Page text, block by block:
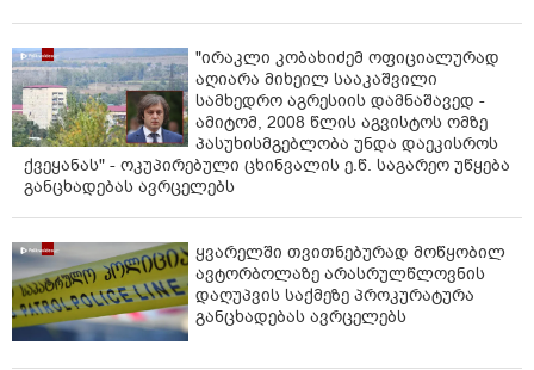
"ირაკლი კობახიძემ ოფიციალურად
აღიარა მიხეილ სააკაშვილი
სამხედრო აგრესიის დამნაშავედ -
ამიტომ, 2008 წლის აგვისტოს ომზე
პასუხისმგებლობა უნდა დაეკისროს
ქვეყანას" - ოკუპირებული ცხინვალის ე.წ. საგარეო უწყება
განცხადებას ავრცელებს
ყვარელში თვითნებურად მოწყობილ
ავტორბოლაზე არასრულწლოვნის
დაღუპვის საქმეზე პროკურატურა
განცხადებას ავრცელებს